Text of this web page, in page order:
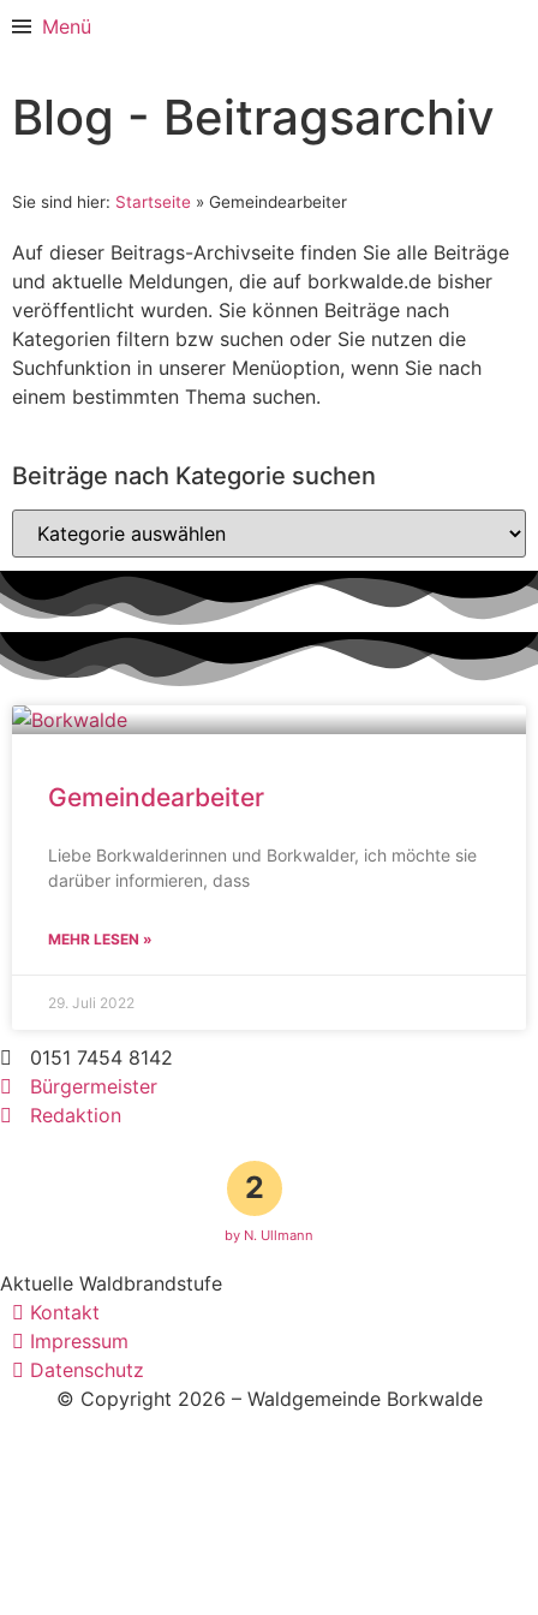
Menü
Blog - Beitragsarchiv
Sie sind hier: Startseite » Gemeindearbeiter
Auf dieser Beitrags-Archivseite finden Sie alle Beiträge
und aktuelle Meldungen, die auf borkwalde.de bisher
veröffentlicht wurden. Sie können Beiträge nach
Kategorien filtern bzw suchen oder Sie nutzen die
Suchfunktion in unserer Menüoption, wenn Sie nach
einem bestimmten Thema suchen.
Beiträge nach Kategorie suchen
Gemeindearbeiter
Liebe Borkwalderinnen und Borkwalder, ich möchte sie
darüber informieren, dass
MEHR LESEN »
29. Juli 2022
0151 7454 8142
Bürgermeister
Redaktion
2
by N. Ullmann
Aktuelle Waldbrandstufe
Kontakt
Impressum
Datenschutz
© Copyright 2026 – Waldgemeinde Borkwalde